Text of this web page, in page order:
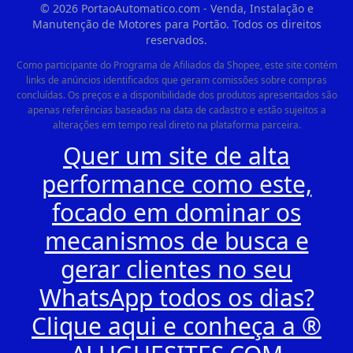
© 2026PortaoAutomatico.com - Venda, Instalação e
Manutenção de Motores para Portão. Todos os direitos
reservados.
Como participante do Programa de Afiliados da Shopee, este site contém
links de anúncios identificados que geram comissões sobre compras
concluídas. Os preços e a disponibilidade dos produtos apresentados são
apenas referências baseadas na data de cadastro e estão sujeitos a
alterações em tempo real direto na plataforma parceira.
Quer um site de alta
performance como este,
focado em dominar os
mecanismos de busca e
gerar clientes no seu
WhatsApp todos os dias?
Clique aqui e conheça a ®